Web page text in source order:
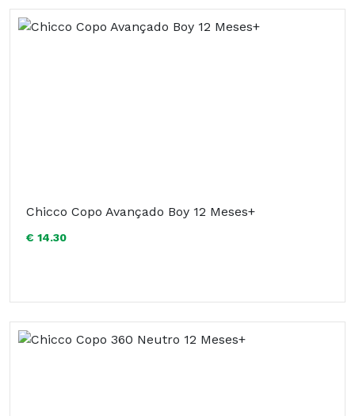
Chicco Copo Avançado Boy 12 Meses+
€ 14.30